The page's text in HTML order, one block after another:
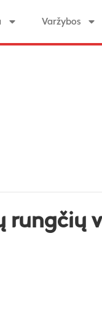
Varžybos
rungčių